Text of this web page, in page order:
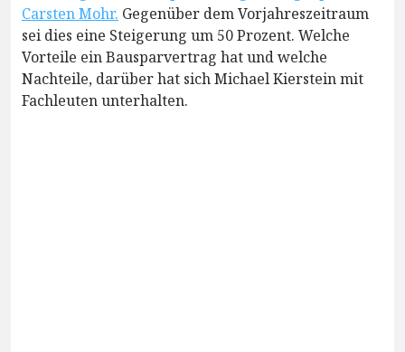
Carsten Mohr. Gegenüber dem Vorjahreszeitraum
sei dies eine Steigerung um 50 Prozent. Welche
Vorteile ein Bausparvertrag hat und welche
Nachteile, darüber hat sich Michael Kierstein mit
Fachleuten unterhalten.